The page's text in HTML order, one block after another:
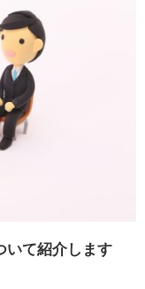
いて紹介します